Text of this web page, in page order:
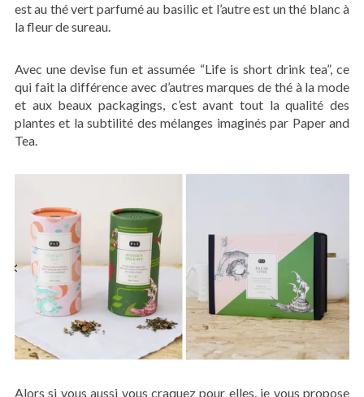
est au thé vert parfumé au basilic et l’autre est un thé blanc à
la fleur de sureau.
Avec une devise fun et assumée “Life is short drink tea”, ce
qui fait la différence avec d’autres marques de thé à la mode
et aux beaux packagings, c’est avant tout la qualité des
plantes et la subtilité des mélanges imaginés par Paper and
Tea.
Alors si vous aussi vous craquez pour elles, je vous propose